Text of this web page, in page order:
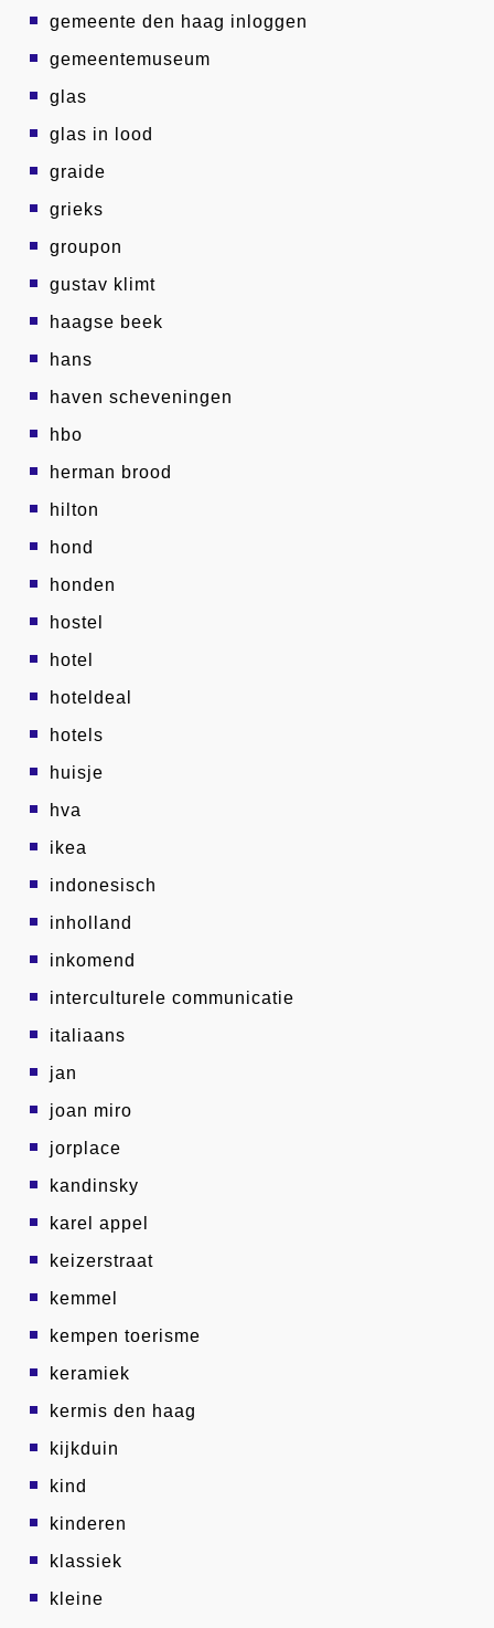
gemeente den haag inloggen
gemeentemuseum
glas
glas in lood
graide
grieks
groupon
gustav klimt
haagse beek
hans
haven scheveningen
hbo
herman brood
hilton
hond
honden
hostel
hotel
hoteldeal
hotels
huisje
hva
ikea
indonesisch
inholland
inkomend
interculturele communicatie
italiaans
jan
joan miro
jorplace
kandinsky
karel appel
keizerstraat
kemmel
kempen toerisme
keramiek
kermis den haag
kijkduin
kind
kinderen
klassiek
kleine